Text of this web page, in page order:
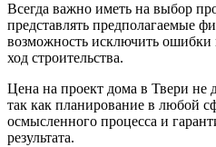
Всегда важно иметь на выбор
представлять предполагаемые
возможность исключить ошибки
ход строительства.
Цена на проект дома в Твери не
так как планирование в любой
осмысленного процесса и
результата.